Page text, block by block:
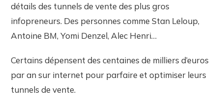
détails des tunnels de vente des plus gros
infopreneurs. Des personnes comme Stan Leloup,
Antoine BM, Yomi Denzel, Alec Henri…
Certains dépensent des centaines de milliers d’euros
par an sur internet pour parfaire et optimiser leurs
tunnels de vente.